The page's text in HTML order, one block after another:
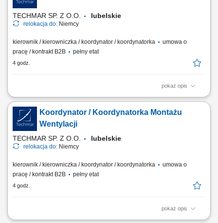
terminową realizację zadań,...
TECHMAR SP. Z O.O. lubelskie
relokacja do: Niemcy
kierownik / kierowniczka / koordynator / koordynatorka
umowa o
pracę / kontrakt B2B
pełny etat
4 godz.
pokaż opis
Miejsce pracy: Niemcy Twoje zadania: Organizacja i koordynacja pracy
ekipy monterów wentylacji. Współpraca z niemieckim Bauleiterem.
Nadzór nad jakością i terminowością prac. Wsparcie zespołu podczas
montażu. Przygotowywanie obmiarów (Aufmaß). Przygotowywanie
robót dodatkowych...
Koordynator / Koordynatorka Montażu
Wentylacji
TECHMAR SP. Z O.O. lubelskie
relokacja do: Niemcy
kierownik / kierowniczka / koordynator / koordynatorka
umowa o
pracę / kontrakt B2B
pełny etat
4 godz.
pokaż opis
Miejsce pracy: Niemcy Zakres obowiązków: Zarządzanie pracą ekipy